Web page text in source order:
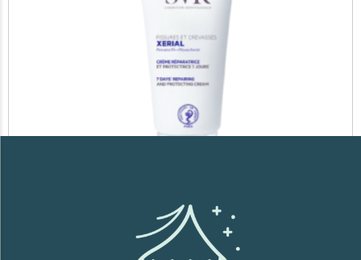
SVR XERIAL FISSURES ET CREVASSES